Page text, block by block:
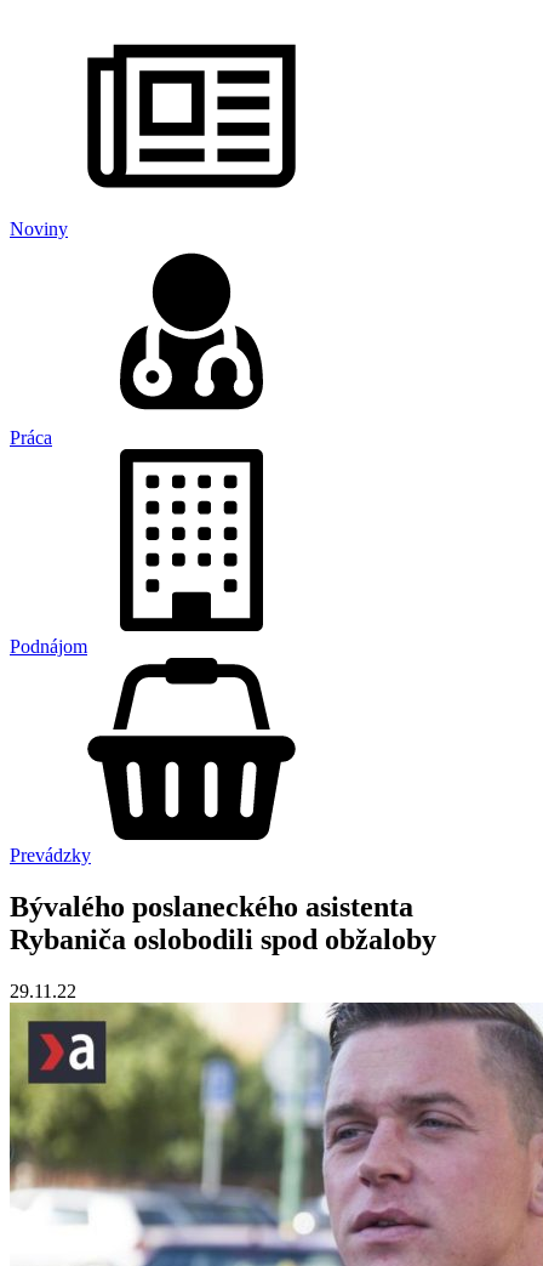
Noviny
Práca
Podnájom
Prevádzky
Bývalého poslaneckého asistenta
Rybaniča oslobodili spod obžaloby
29.11.22